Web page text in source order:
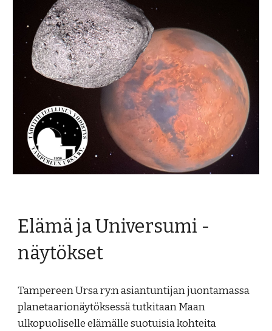
Elämä ja Universumi -
näytökset
Tampereen Ursa ry:n asiantuntijan juontamassa
planetaarionäytöksessä tutkitaan Maan
ulkopuoliselle elämälle suotuisia kohteita